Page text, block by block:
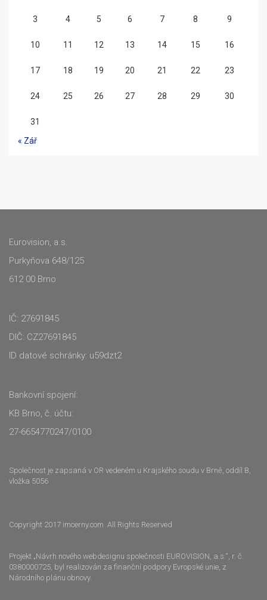
3 4 5 6 7 8 9
10 11 12 13 14 15 16
17 18 19 20 21 22 23
24 25 26 27 28 29 30
31
« Zář
Eurovision, a.s.
Purkyňova 648/125
612 00 Brno
IČ: 27691845
DIČ: CZ27691845
ID datové schránky: u59dzt2
Bankovní spojení:
KB Brno, č. účtu:
27-6654770247/0100
Společnost je zapsaná v OR vedeném u Krajského soudu v Brně, oddíl B,
vložka 5056
Copyright 2017 imcerny.com All Rights Reserved
Projekt „Návrh nového webdesignu společnosti EUROVISION, a.s.“, r. č.
0380000725, byl realizován za finanční podpory Evropské unie, z
Národního plánu obnovy.